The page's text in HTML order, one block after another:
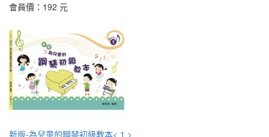
會員價： 192 元
新版-為兒童的鋼琴初級教本< 1 >